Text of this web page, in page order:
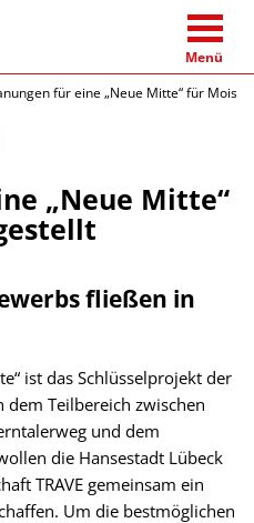
Menü
für eine „Neue Mitte“ für
„Neue Mitte“
fließen in
ist das Schlüsselprojekt der
dem Teilbereich zwischen
und dem
die Hansestadt Lübeck
TRAVE gemeinsam ein
Um die bestmöglichen